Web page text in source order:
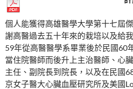
個人能獲得高雄醫學大學第十七屆
謝高醫過去五十年來的栽培以及給
59年從高醫醫學系畢業後於民國60
當住院醫師而後升上主治醫師、心
主任、副院長到院長，以及在民國
京女子醫大心臟血壓研究所及美國